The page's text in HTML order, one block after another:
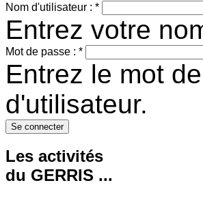
Nom d'utilisateur : *
Entrez votre
Mot de passe : *
Entrez le mot
d'utilisateur.
Les activités
du GERRIS ...